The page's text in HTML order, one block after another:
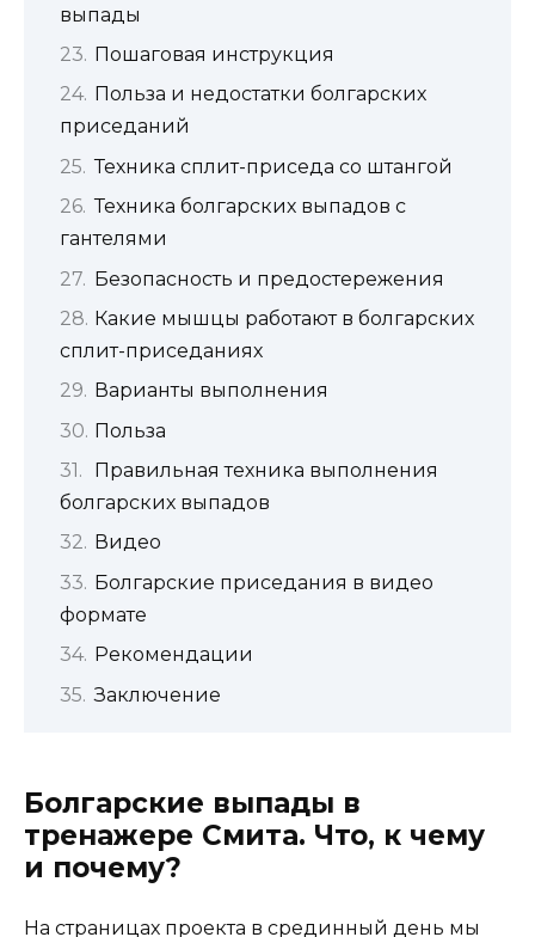
выпады
Пошаговая инструкция
Польза и недостатки болгарских
приседаний
Техника сплит-приседа со штангой
Техника болгарских выпадов с
гантелями
Безопасность и предостережения
Какие мышцы работают в болгарских
сплит-приседаниях
Варианты выполнения
Польза
Правильная техника выполнения
болгарских выпадов
Видео
Болгарские приседания в видео
формате
Рекомендации
Заключение
Болгарские выпады в
тренажере Смита. Что, к чему
и почему?
На страницах проекта в срединный день мы